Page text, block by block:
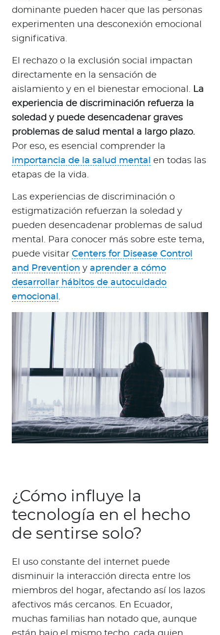
dominante pueden hacer que las personas
experimenten una desconexión emocional
significativa.
El rechazo o la exclusión social impactan
directamente en la sensación de
aislamiento y en el bienestar emocional. La
experiencia de discriminación refuerza la
soledad y puede desencadenar graves
problemas de salud mental a largo plazo.
Por eso, es esencial comprender la
importancia de la salud mental
en todas las
etapas de la vida.
Las experiencias de discriminación o
estigmatización refuerzan la soledad y
pueden desencadenar problemas de salud
mental. Para conocer más sobre este tema,
puede visitar Centers for Disease Control
and Prevention y aprender a cómo
desarrollar hábitos de autocuidado
emocional .
¿Cómo influye la
tecnología en el hecho
de sentirse solo?
El uso constante del internet puede
disminuir la interacción directa entre los
miembros del hogar, afectando así los lazos
afectivos más cercanos. En Ecuador,
muchas familias han notado que, aunque